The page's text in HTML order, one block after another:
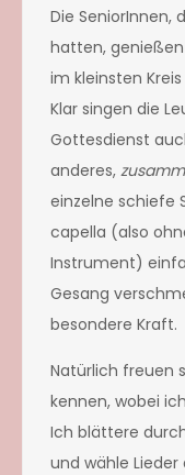
Die SeniorInnen,
hatten,
im kleinsten
Klar singen die
Gottesdienst
anderes,
einzelne schiefe
capella (also
Instrument)
Gesang
besondere Kraft.
Natürlich freuen
kennen, wobei
Ich blättere
und wähle